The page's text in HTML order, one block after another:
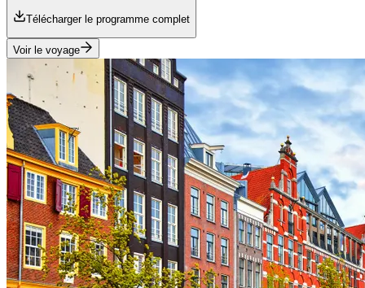
Télécharger le programme complet
Voir le voyage